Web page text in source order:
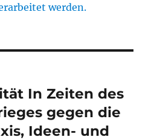
werden.
In Zeiten des
gegen die
Ideen- und